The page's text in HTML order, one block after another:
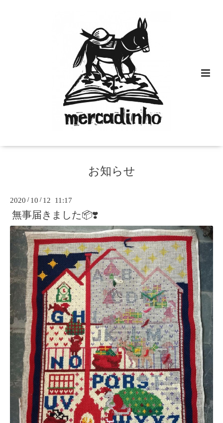
お知らせ
2020 / 10 / 12 11:17
無事届きました📦❣️